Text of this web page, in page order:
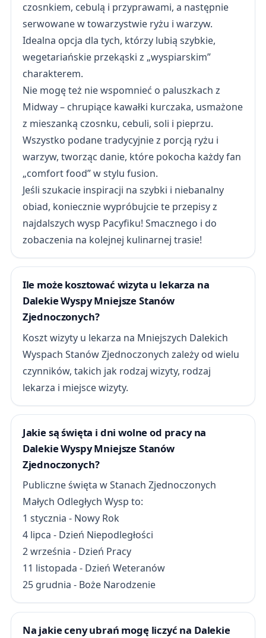
czosnkiem, cebulą i przyprawami, a następnie
serwowane w towarzystwie ryżu i warzyw.
Idealna opcja dla tych, którzy lubią szybkie,
wegetariańskie przekąski z „wyspiarskim”
charakterem.
Nie mogę też nie wspomnieć o paluszkach z
Midway – chrupiące kawałki kurczaka, usmażone
z mieszanką czosnku, cebuli, soli i pieprzu.
Wszystko podane tradycyjnie z porcją ryżu i
warzyw, tworząc danie, które pokocha każdy fan
„comfort food” w stylu fusion.
Jeśli szukacie inspiracji na szybki i niebanalny
obiad, koniecznie wypróbujcie te przepisy z
najdalszych wysp Pacyfiku! Smacznego i do
zobaczenia na kolejnej kulinarnej trasie!
Ile może kosztować wizyta u lekarza na
Dalekie Wyspy Mniejsze Stanów
Zjednoczonych?
Koszt wizyty u lekarza na Mniejszych Dalekich
Wyspach Stanów Zjednoczonych zależy od wielu
czynników, takich jak rodzaj wizyty, rodzaj
lekarza i miejsce wizyty.
Jakie są święta i dni wolne od pracy na
Dalekie Wyspy Mniejsze Stanów
Zjednoczonych?
Publiczne święta w Stanach Zjednoczonych
Małych Odległych Wysp to:
1 stycznia - Nowy Rok
4 lipca - Dzień Niepodległości
2 września - Dzień Pracy
11 listopada - Dzień Weteranów
25 grudnia - Boże Narodzenie
Na jakie ceny ubrań mogę liczyć na Dalekie